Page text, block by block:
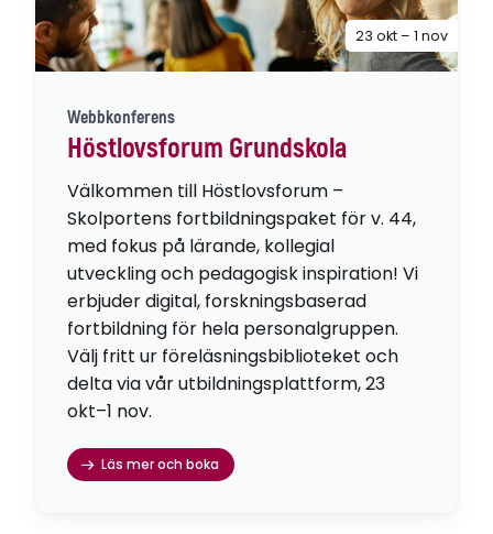
Webbkonferens
Höstlovsforum Grundskola
Välkommen till Höstlovsforum –
Skolportens fortbildningspaket för v. 44,
med fokus på lärande, kollegial
utveckling och pedagogisk inspiration! Vi
erbjuder digital, forskningsbaserad
fortbildning för hela personalgruppen.
Välj fritt ur föreläsningsbiblioteket och
delta via vår utbildningsplattform, 23
okt–1 nov.
Läs mer och boka
23 okt – 1 nov